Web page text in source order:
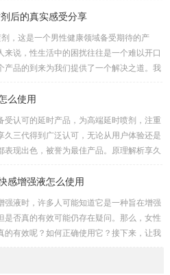
所说的SM。SM情趣道具包括捆绑和束
冰块、夹子、鞭打、头发、剃体毛等。这些
注意安全和卫生，尤其是涉及到身体部位的
意血...
后的真实感受分享
，这是一个男性健康领域备受期待的产
来说，性生活中的困扰往往是一个难以开口
产品的到来为我们提供了一个解决之道。我
著的帮助。首先，我要强调的是这个产品
等片刻，你就可以享受到它的效果了。这一
要，因为它不需要繁琐的准备或额外的设
且离不开家的解决方案。当我第一次使用...
么使用
受认可的延时产品，为高端延时喷剂，注重
久三代得到广泛认可，无论从用户体验还是
表现出色，被誉为最佳产品。原理解析享久
秦椒、乙醇等。这些成分不仅减少敏感度
。产品特性起效时间：15分钟延时时间：3
时间：15小时15分钟开始起效，30分钟至
15小时内持续有效。清洗...
感增强液怎么使用
强液时，许多人可能知道它是一种旨在增强
是否真的有效可能仍存在疑问。那么，女性
的有效呢？如何正确使用它？接下来，让我